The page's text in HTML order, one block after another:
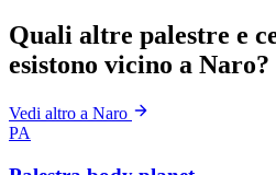
Quali altre palestre e
esistono vicino a Naro?
Vedi altro a Naro
PA